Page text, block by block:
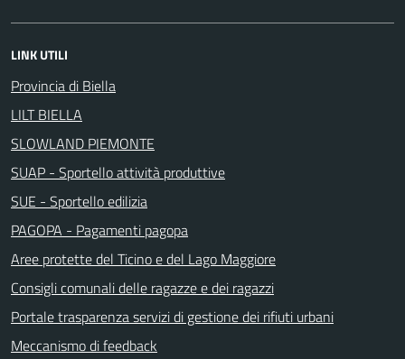
LINK UTILI
Provincia di Biella
LILT BIELLA
SLOWLAND PIEMONTE
SUAP - Sportello attività produttive
SUE - Sportello edilizia
PAGOPA - Pagamenti pagopa
Aree protette del Ticino e del Lago Maggiore
Consigli comunali delle ragazze e dei ragazzi
Portale trasparenza servizi di gestione dei rifiuti urbani
Meccanismo di feedback